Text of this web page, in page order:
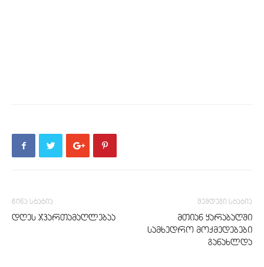
წინა სტატია
დღეს ჯვართამაღლებაა
შემდეგი სტატია
მთიან ყარაბაღში
სამხედრო მოქმედებები
განახლდა